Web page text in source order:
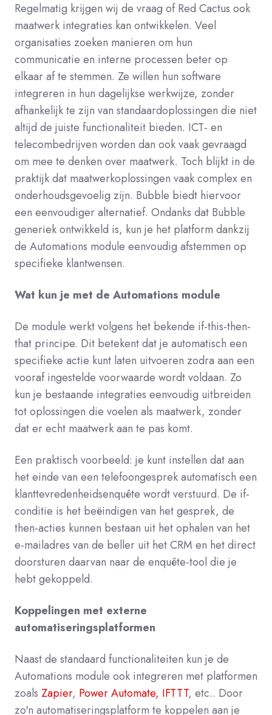
Regelmatig krijgen wij de vraag of Red Cactus ook
maatwerk integraties kan ontwikkelen. Veel
organisaties zoeken manieren om hun
communicatie en interne processen beter op
elkaar af te stemmen. Ze willen hun software
integreren in hun dagelijkse werkwijze, zonder
afhankelijk te zijn van standaardoplossingen die niet
altijd de juiste functionaliteit bieden. ICT- en
telecombedrijven worden dan ook vaak gevraagd
om mee te denken over maatwerk. Toch blijkt in de
praktijk dat maatwerkoplossingen vaak complex en
onderhoudsgevoelig zijn. Bubble biedt hiervoor
een eenvoudiger alternatief. Ondanks dat Bubble
generiek ontwikkeld is, kun je het platform dankzij
de Automations module eenvoudig afstemmen op
specifieke klantwensen.
Wat kun je met de Automations module
De module werkt volgens het bekende if-this-then-
that principe. Dit betekent dat je automatisch een
specifieke actie kunt laten uitvoeren zodra aan een
vooraf ingestelde voorwaarde wordt voldaan. Zo
kun je bestaande integraties eenvoudig uitbreiden
tot oplossingen die voelen als maatwerk, zonder
dat er echt maatwerk aan te pas komt.
Een praktisch voorbeeld: je kunt instellen dat aan
het einde van een telefoongesprek automatisch een
klanttevredenheidsenquête wordt verstuurd. De if-
conditie is het beëindigen van het gesprek, de
then-acties kunnen bestaan uit het ophalen van het
e-mailadres van de beller uit het CRM en het direct
doorsturen daarvan naar de enquête-tool die je
hebt gekoppeld.
Koppelingen met externe
automatiseringsplatformen
Naast de standaard functionaliteiten kun je de
Automations module ook integreren met platformen
zoals Zapier, Power Automate, IFTTT, etc.. Door
zo'n automatiseringsplatform te koppelen aan je